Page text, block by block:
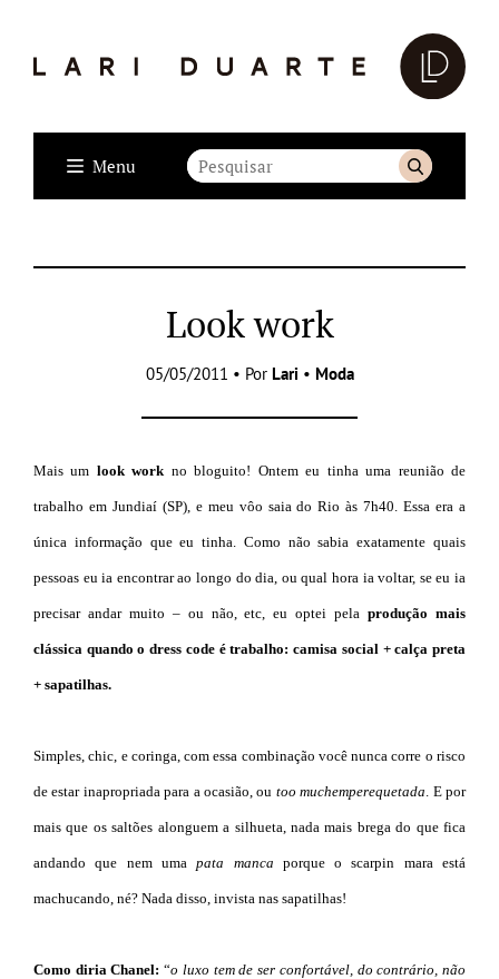
Menu
Look work
05/05/2011 • Por Lari • Moda
Mais um look work no bloguito! Ontem eu tinha uma reunião de
trabalho em Jundiaí (SP), e meu vôo saia do Rio às 7h40. Essa era a
única informação que eu tinha. Como não sabia exatamente quais
pessoas eu ia encontrar ao longo do dia, ou qual hora ia voltar, se eu ia
precisar andar muito – ou não, etc, eu optei pelaprodução mais
clássica quando o dress code é trabalho: camisa social + calça preta
+ sapatilhas.
Simples, chic, e coringa, com essa combinação você nunca corre o risco
de estar inapropriada para a ocasião, ou too muchemperequetada . E por
mais que os saltões alonguem a silhueta, nada mais brega do que fica
andando que nem umapata manca porque o scarpin mara está
machucando, né? Nada disso, invista nas sapatilhas!
Como diria Chanel: “o luxo tem de ser confortável, do contrário, não